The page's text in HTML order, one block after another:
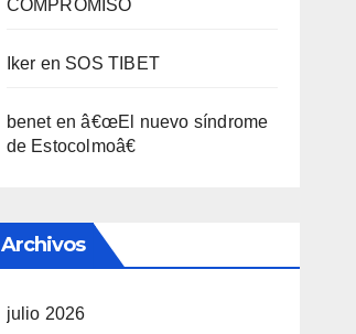
COMPROMISO
Iker en SOS TIBET
benetenâ€œEl nuevo sí­ndrome
de Estocolmoâ€
Archivos
julio 2026